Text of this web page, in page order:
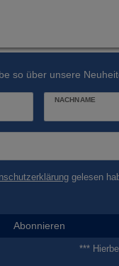
so über unsere
NACHNAME
gelesen
Abonnieren
***